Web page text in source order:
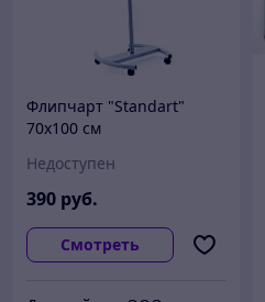
Флипчарт "Standart"
70х100 см
Недоступен
390 руб.
Смотреть